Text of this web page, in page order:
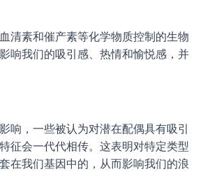
清素和催产素等化学物质控制的生物
响我们的吸引感、热情和愉悦感，并
响，一些被认为对潜在配偶具有吸引
征会一代代相传。这表明对特定类型
在我们基因中的，从而影响我们的浪